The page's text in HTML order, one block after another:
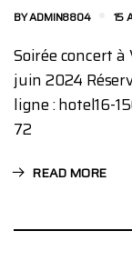
BYADMIN8804 15
Soirée concert à
juin 2024
ligne : hotel16-
72
READ MORE